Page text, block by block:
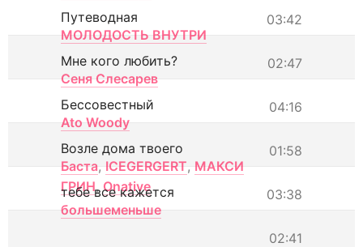
03:42
Путеводная
МОЛОДОСТЬ ВНУТРИ
02:47
Мне кого любить?
Сеня Слесарев
04:16
Бессовестный
Ato Woody
01:58
Возле дома твоего
Баста, ICEGERGERT, МАКСИ
ГРИН, Onative 03:38
тебе все кажется
большеменьше
02:41